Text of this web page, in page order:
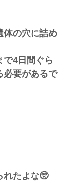
体の穴に詰め
で4日間ぐら
必要があるで
れたよな🥺